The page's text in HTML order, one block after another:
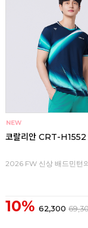
코랄리안 CRT-H1552
2026 FW 신상 배드민턴
10% 62,300